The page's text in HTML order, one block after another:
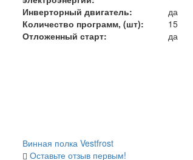
Инверторный двигатель:
да
Количество программ, (шт):
15
Отложенный старт:
да
Винная полка Vestfrost
Оставьте отзыв первым!